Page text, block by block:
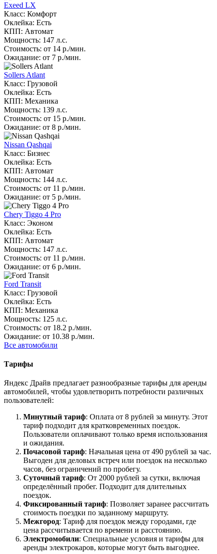
Exeed LX
Класс: Комфорт
Оклейка: Есть
КПП: Автомат
Мощность: 147 л.с.
Стоимость: от 14 р./мин.
Ожидание: от 7 р./мин.
Sollers Atlant
Класс: Грузовой
Оклейка: Есть
КПП: Механика
Мощность: 139 л.с.
Стоимость: от 15 р./мин.
Ожидание: от 8 р./мин.
Nissan Qashqai
Класс: Бизнес
Оклейка: Есть
КПП: Автомат
Мощность: 144 л.с.
Стоимость: от 11 р./мин.
Ожидание: от 5 р./мин.
Chery Tiggo 4 Pro
Класс: Эконом
Оклейка: Есть
КПП: Автомат
Мощность: 147 л.с.
Стоимость: от 11 р./мин.
Ожидание: от 6 р./мин.
Ford Transit
Класс: Грузовой
Оклейка: Есть
КПП: Механика
Мощность: 125 л.с.
Стоимость: от 18.2 р./мин.
Ожидание: от 10.38 р./мин.
Все автомобили
Тарифы
Яндекс Драйв предлагает разнообразные тарифы для аренды
автомобилей, чтобы удовлетворить потребности различных
пользователей:
Минутный тариф: Оплата от 8 рублей за минуту. Этот
тариф подходит для кратковременных поездок.
Пользователи оплачивают только время использования
и ожидания.
Почасовой тариф: Начальная цена от 490 рублей за час.
Выгоден для деловых встреч или поездок на несколько
часов, без ограничений по пробегу.
Суточный тариф: От 2000 рублей за сутки, включая
определённый пробег. Подходит для длительных
поездок.
Фиксированный тариф: Позволяет заранее рассчитать
стоимость поездки по заданному маршруту.
Межгород: Тариф для поездок между городами, где
цена рассчитывается по времени и расстоянию.
Электромобили: Специальные условия и тарифы для
аренды электрокаров, которые могут быть выгоднее.